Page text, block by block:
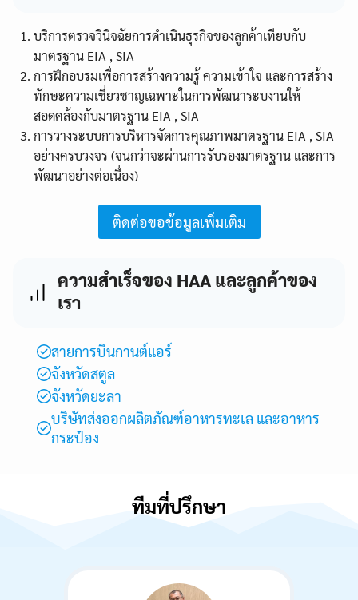
บริการตรวจวินิจฉัยการดำเนินธุรกิจของลูกค้าเทียบกับ
มาตรฐาน EIA , SIA
การฝึกอบรมเพื่อการสร้างความรู้ ความเข้าใจ และการสร้าง
ทักษะความเชี่ยวชาญเฉพาะในการพัฒนาระบงานให้
สอดคล้องกับมาตรฐาน EIA , SIA
การวางระบบการบริหารจัดการคุณภาพมาตรฐาน EIA , SIA
อย่างครบวงจร (จนกว่าจะผ่านการรับรองมาตรฐาน และการ
พัฒนาอย่างต่อเนื่อง)
ติดต่อขอข้อมูลเพิ่มเติม
ความสำเร็จของ HAA และลูกค้าของ
เรา
สายการบินกานต์แอร์
จังหวัดสตูล
จังหวัดยะลา
บริษัทส่งออกผลิตภัณฑ์อาหารทะเล และอาหาร
กระป๋อง
ทีมที่ปรึกษา